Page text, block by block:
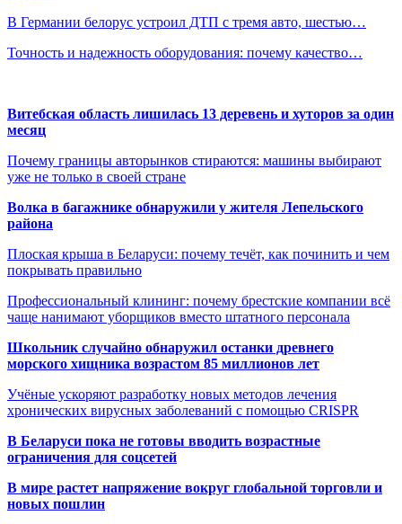
В Германии белорус устроил ДТП с тремя авто, шестью…
Точность и надежность оборудования: почему качество…
Витебская область лишилась 13 деревень и хуторов за один
месяц
Почему границы авторынков стираются: машины выбирают
уже не только в своей стране
Волка в багажнике обнаружили у жителя Лепельского
района
Плоская крыша в Беларуси: почему течёт, как починить и чем
покрывать правильно
Профессиональный клининг: почему брестские компании всё
чаще нанимают уборщиков вместо штатного персонала
Школьник случайно обнаружил останки древнего
морского хищника возрастом 85 миллионов лет
Учёные ускоряют разработку новых методов лечения
хронических вирусных заболеваний с помощью CRISPR
В Беларуси пока не готовы вводить возрастные
ограничения для соцсетей
В мире растет напряжение вокруг глобальной торговли и
новых пошлин